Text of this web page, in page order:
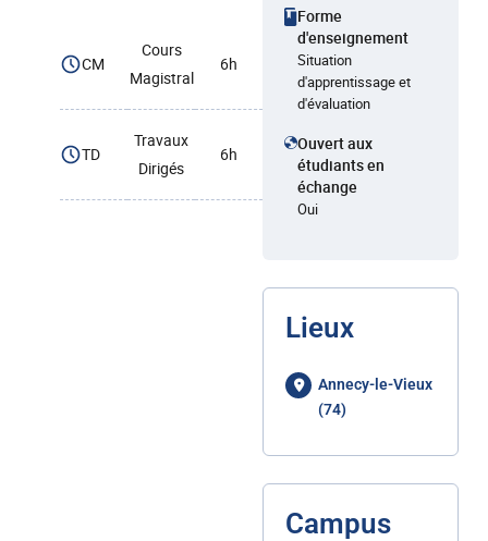
CM
Cours
Magistral
6h
TD
Travaux
Dirigés
6h
Forme
d'enseignement
Situation
d'apprentissage et
d'évaluation
Ouvert aux
étudiants en
échange
Oui
Lieux
Annecy-le-Vieux
(74)
Campus